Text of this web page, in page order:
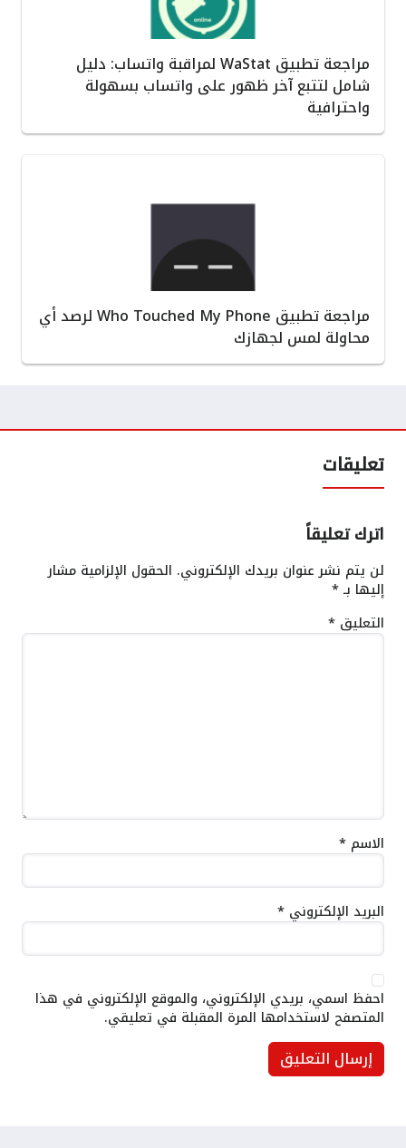
مراجعة تطبيق WaStat لمراقبة واتساب: دليل
شامل لتتبع آخر ظهور على واتساب بسهولة
واحترافية
مراجعة تطبيق Who Touched My Phone لرصد أي
محاولة لمس لجهازك
تعليقات
اترك تعليقاً
لن يتم نشر عنوان بريدك الإلكتروني. الحقول الإلزامية مشار
إليها بـ*
التعليق *
الاسم *
البريد الإلكتروني *
احفظ اسمي، بريدي الإلكتروني، والموقع الإلكتروني في هذا
المتصفح لاستخدامها المرة المقبلة في تعليقي.